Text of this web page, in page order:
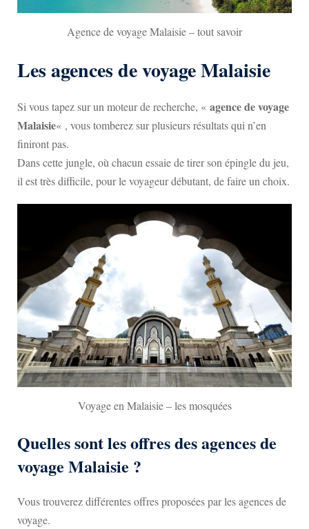
Agence de voyage Malaisie – tout savoir
Les agences de voyage Malaisie
Si vous tapez sur un moteur de recherche, « agence de voyage
Malaisie« , vous tomberez sur plusieurs résultats qui n’en
finiront pas.
Dans cette jungle, où chacun essaie de tirer son épingle du jeu,
il est très difficile, pour le voyageur débutant, de faire un choix.
Voyage en Malaisie – les mosquées
Quelles sont les offres des agences de
voyage Malaisie ?
Vous trouverez différentes offres proposées par les agences de
voyage.